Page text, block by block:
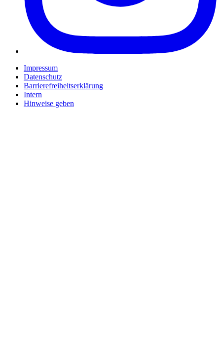
Impressum
Datenschutz
Barrierefreiheitserklärung
Intern
Hinweise geben